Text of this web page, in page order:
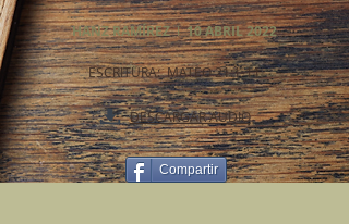
HANZ RAMÍREZI10 ABRIL 2022
ESCRITURA: MATEO 21:1-11
DESCARGAR AUDIO
Compartir